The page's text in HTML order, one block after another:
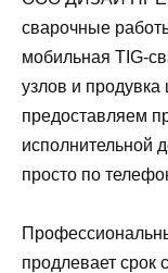
сварочные
мобильная TIG-
узлов и
предоставляем
исполнительной
просто по
продлевает